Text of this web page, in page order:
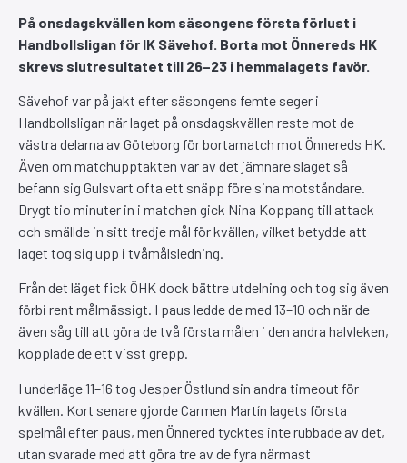
På onsdagskvällen kom säsongens första förlust i
Handbollsligan för IK Sävehof. Borta mot Önnereds HK
skrevs slutresultatet till 26–23 i hemmalagets favör.
Sävehof var på jakt efter säsongens femte seger i
Handbollsligan när laget på onsdagskvällen reste mot de
västra delarna av Göteborg för bortamatch mot Önnereds HK.
Även om matchupptakten var av det jämnare slaget så
befann sig Gulsvart ofta ett snäpp före sina motståndare.
Drygt tio minuter in i matchen gick Nina Koppang till attack
och smällde in sitt tredje mål för kvällen, vilket betydde att
laget tog sig upp i tvåmålsledning.
Från det läget fick ÖHK dock bättre utdelning och tog sig även
förbi rent målmässigt. I paus ledde de med 13–10 och när de
även såg till att göra de två första målen i den andra halvleken,
kopplade de ett visst grepp.
I underläge 11–16 tog Jesper Östlund sin andra timeout för
kvällen. Kort senare gjorde Carmen Martín lagets första
spelmål efter paus, men Önnered tycktes inte rubbade av det,
utan svarade med att göra tre av de fyra närmast